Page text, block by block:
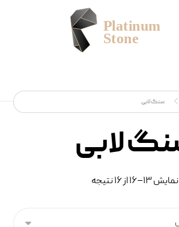
سنگ لابی
لابی
نمایش ۱۳–۱۶ از ۱۶ نتیجه